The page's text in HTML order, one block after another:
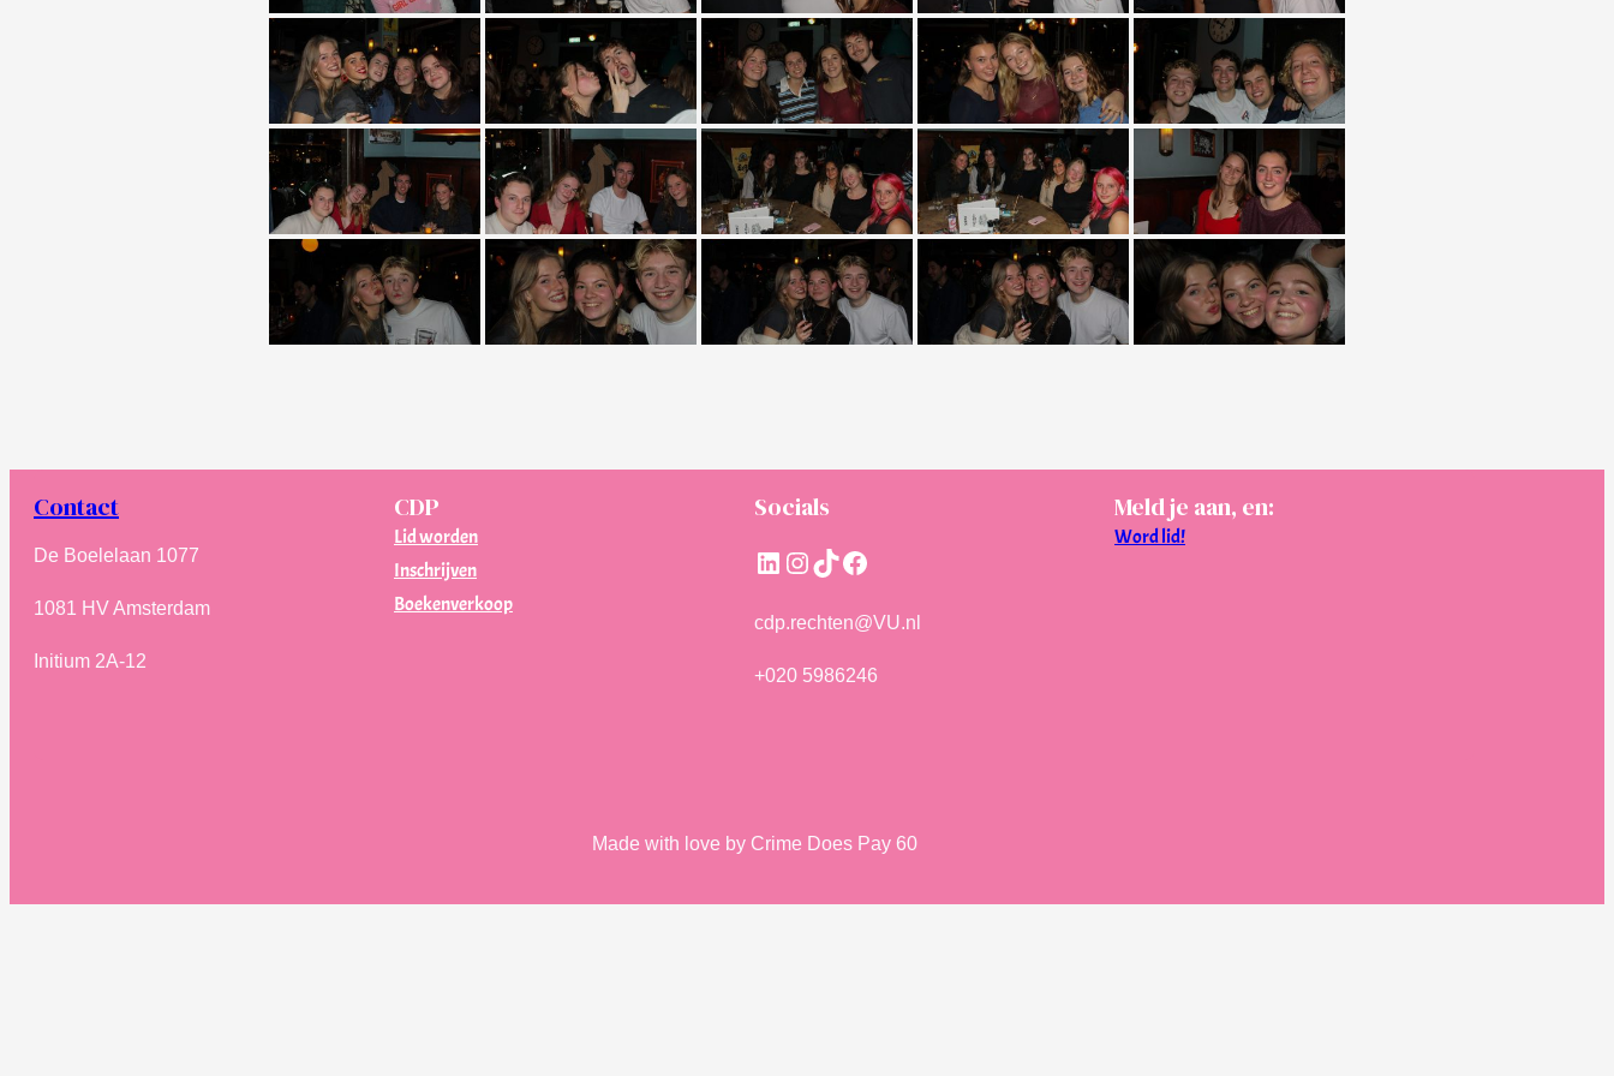
Contact
De Boelelaan 1077
1081 HV Amsterdam
Initium 2A-12
CDP
Lid worden
Inschrijven
Boekenverkoop
Socials
LinkedIn
Instagram
TikTokFacebook
cdp.rechten@VU.nl
+020 5986246
Meld je aan, en:
Word lid!
Made with love by Crime Does Pay 60